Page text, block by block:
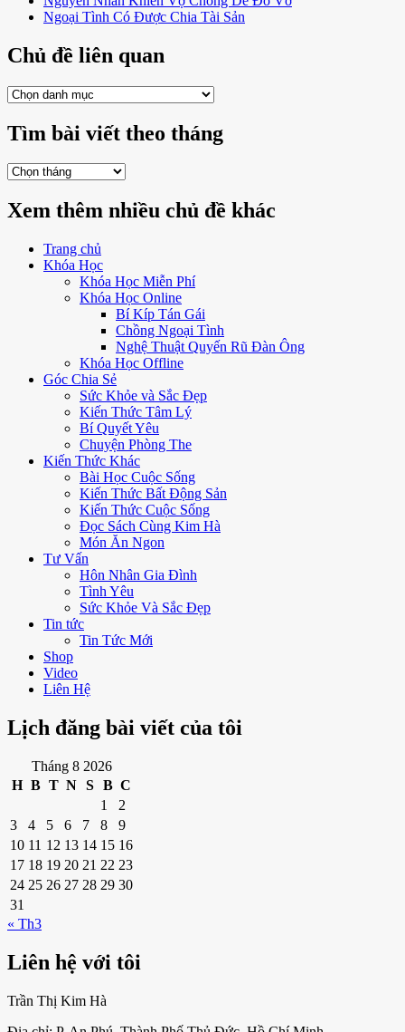
Ngoại Tình Có Được Chia Tài Sản
Chủ đề liên quan
Chủ
liên
quan
Tìm bài viết theo tháng
Tìm
viết
theo
Xem thêm nhiều chủ đề khác
Trang chủ
Khóa Học
Khóa Học Miễn Phí
Khóa Học Online
Bí Kíp Tán Gái
Chồng Ngoại Tình
Nghệ Thuật Quyến Rũ Đàn Ông
Khóa Học Offline
Góc Chia Sẻ
Sức Khỏe và Sắc Đẹp
Kiến Thức Tâm Lý
Bí Quyết Yêu
Chuyện Phòng The
Kiến Thức Khác
Bài Học Cuộc Sống
Kiến Thức Bất Động Sản
Kiến Thức Cuộc Sống
Đọc Sách Cùng Kim Hà
Món Ăn Ngon
Tư Vấn
Hôn Nhân Gia Đình
Tình Yêu
Sức Khỏe Và Sắc Đẹp
Tin tức
Tin Tức Mới
Shop
Video
Liên Hệ
Lịch đăng bài viết của tôi
Tháng 8 2026
H B T N S B C
1
2
3
4 5 6 7 8
9
10 11 12 13 14 15 16
17 18 19 20 21 22 23
24 25 26 27 28 29 30
31
« Th3
Liên hệ với tôi
Trần Thị Kim Hà